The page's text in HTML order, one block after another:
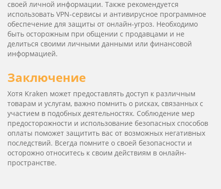
своей личной информации. Также рекомендуется
использовать VPN-сервисы и антивирусное программное
обеспечение для защиты от онлайн-угроз. Необходимо
быть осторожным при общении с продавцами и не
делиться своими личными данными или финансовой
информацией.
Заключение
Хотя Kra­ken может предоставлять доступ к различным
товарам и услугам, важно помнить о рисках, связанных с
участием в подобных деятельностях. Соблюдение мер
предосторожности и использование безопасных способов
оплаты поможет защитить вас от возможных негативных
последствий. Всегда помните о своей безопасности и
осторожно относитесь к своим действиям в онлайн-
пространстве.